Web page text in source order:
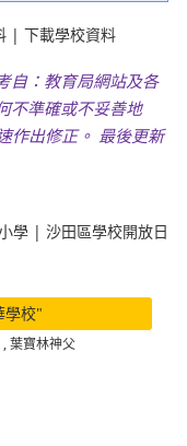
| 下載學校資料
自：教育局網站及各
不準確或不妥善地
作出修正。 最後更新
學 | 沙田區學校開放日
學校"
,葉寶林神父